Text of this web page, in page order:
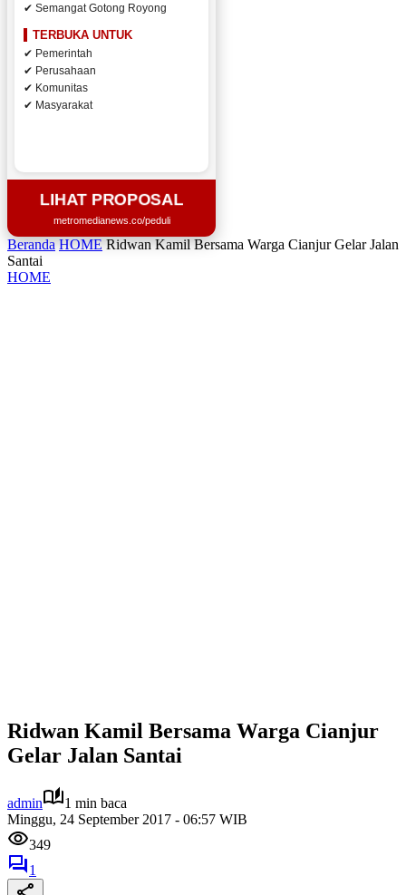
✔ Semangat Gotong Royong
TERBUKA UNTUK
✔ Pemerintah
✔ Perusahaan
✔ Komunitas
✔ Masyarakat
LIHAT PROPOSAL
metromedianews.co/peduli
Beranda HOME Ridwan Kamil Bersama Warga Cianjur Gelar Jalan
Santai
HOME
Ridwan Kamil Bersama Warga Cianjur
Gelar Jalan Santai
admin
1 min baca
Minggu, 24 September 2017 - 06:57 WIB
349
1